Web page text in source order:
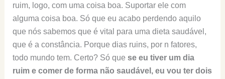
ruim, logo, com uma coisa boa. Suportar ele com
alguma coisa boa. Só que eu acabo perdendo aquilo
que nós sabemos que é vital para uma dieta saudável,
que é a constância. Porque dias ruins, por n fatores,
todo mundo tem. Certo? Só que se eu tiver um dia
ruim e comer de forma não saudável, eu vou ter dois